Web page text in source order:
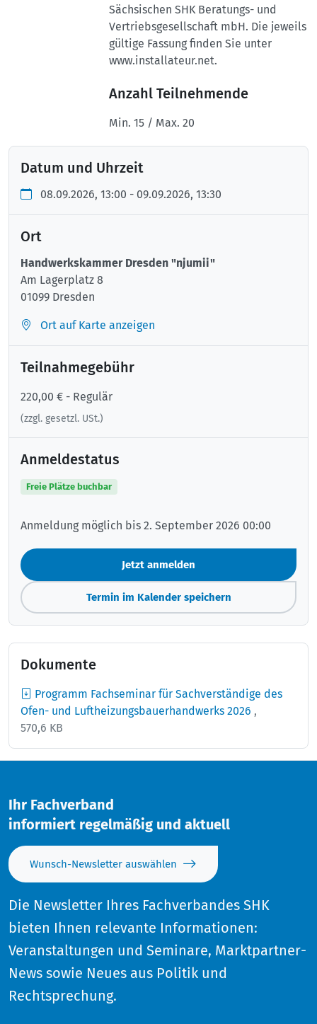
Sächsischen SHK Beratungs- und
Vertriebsgesellschaft mbH. Die jeweils
gültige Fassung finden Sie unter
www.installateur.net.
Anzahl Teilnehmende
Min. 15 / Max. 20
Datum und Uhrzeit
08.09.2026, 13:00 - 09.09.2026, 13:30
Ort
Handwerkskammer Dresden "njumii"
Am Lagerplatz 8
01099 Dresden
Ort auf Karte anzeigen
Teilnahmegebühr
220,00 € - Regulär
(zzgl. gesetzl. USt.)
Anmeldestatus
Freie Plätze buchbar
Anmeldung möglich bis 2. September 2026 00:00
Jetzt anmelden
Termin im Kalender speichern
Dokumente
Programm Fachseminar für Sachverständige des
Ofen- und Luftheizungsbauerhandwerks 2026 ,
570,6 KB
Ihr Fachverband
informiert regelmäßig und aktuell
Wunsch-Newsletter auswählen
Die Newsletter Ihres Fachverbandes SHK
bieten Ihnen relevante Informationen:
Veranstaltungen und Seminare, Marktpartner-
News sowie Neues aus Politik und
Rechtsprechung.